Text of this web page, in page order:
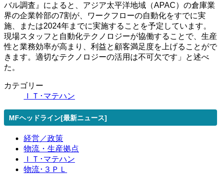
バル調査』によると、アジア太平洋地域（APAC）の倉庫業
界の企業幹部の7割が、ワークフローの自動化をすでに実
施、または2024年までに実施することを予定しています。
現場スタッフと自動化テクノロジーが協働することで、生産
性と業務効率が高まり、利益と顧客満足度を上げることがで
きます。適切なテクノロジーの活用は不可欠です」と述べ
た。
カテゴリー
ＩＴ･マテハン
MFヘッドライン[最新ニュース]
経営／政策
物流・生産拠点
ＩＴ･マテハン
物流･３ＰＬ